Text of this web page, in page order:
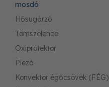
mosdó
Hősugárzó
Tömszelence
Oxiprotektor
Piezó
Konvektor égőcsövek (FÉG)